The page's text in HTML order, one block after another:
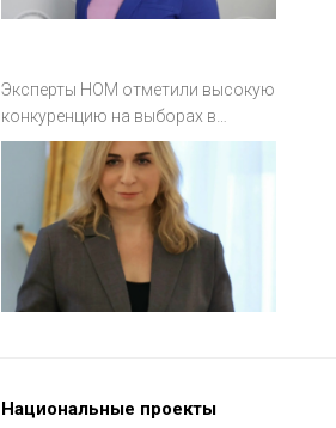
Эксперты НОМ отметили высокую
конкуренцию на выборах в
Смоленской области
Национальные проекты